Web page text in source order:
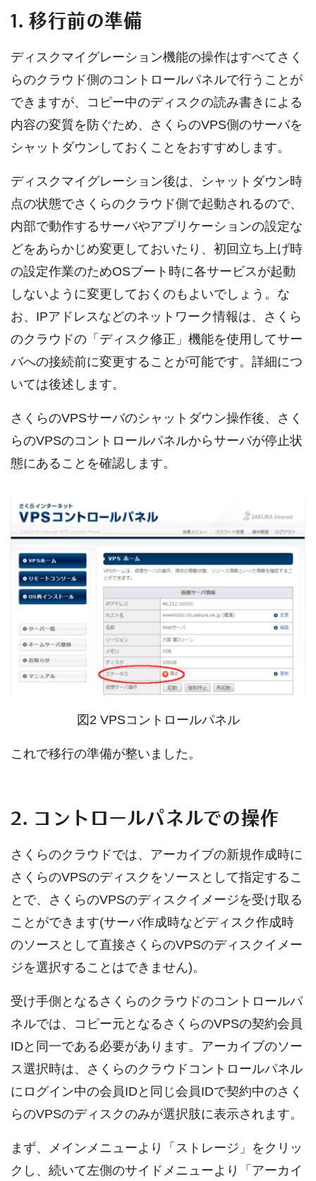
1. 移行前の準備
ディスクマイグレーション機能の操作はすべてさく
らのクラウド側のコントロールパネルで行うことが
できますが、コピー中のディスクの読み書きによる
内容の変質を防ぐため、さくらのVPS側のサーバを
シャットダウンしておくことをおすすめします。
ディスクマイグレーション後は、シャットダウン時
点の状態でさくらのクラウド側で起動されるので、
内部で動作するサーバやアプリケーションの設定な
どをあらかじめ変更しておいたり、初回立ち上げ時
の設定作業のためOSブート時に各サービスが起動
しないように変更しておくのもよいでしょう。な
お、IPアドレスなどのネットワーク情報は、さくら
のクラウドの「ディスク修正」機能を使用してサー
バへの接続前に変更することが可能です。詳細につ
いては後述します。
さくらのVPSサーバのシャットダウン操作後、さく
らのVPSのコントロールパネルからサーバが停止状
態にあることを確認します。
図2 VPSコントロールパネル
これで移行の準備が整いました。
2. コントロールパネルでの操作
さくらのクラウドでは、アーカイブの新規作成時に
さくらのVPSのディスクをソースとして指定するこ
とで、さくらのVPSのディスクイメージを受け取る
ことができます(サーバ作成時などディスク作成時
のソースとして直接さくらのVPSのディスクイメー
ジを選択することはできません)。
受け手側となるさくらのクラウドのコントロールパ
ネルでは、コピー元となるさくらのVPSの契約会員
IDと同一である必要があります。アーカイブのソー
ス選択時は、さくらのクラウドコントロールパネル
にログイン中の会員IDと同じ会員IDで契約中のさく
らのVPSのディスクのみが選択肢に表示されます。
まず、メインメニューより「ストレージ」をクリッ
クし、続いて左側のサイドメニューより「アーカイ